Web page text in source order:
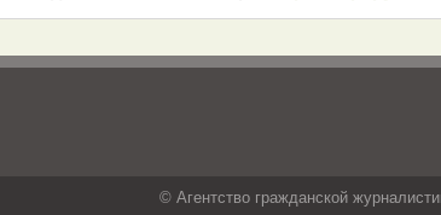
© Агентство гражданской